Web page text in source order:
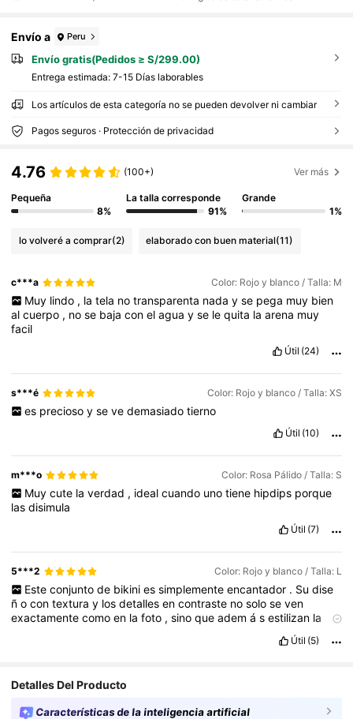
Envío a Peru
Envío gratis(Pedidos ≥ S/299.00)
Entrega estimada: 7-15 Días laborables
Los artículos de esta categoría no se pueden devolver ni cambiar
Pagos seguros · Protección de privacidad
4.76 (100+) Ver más
Pequeña
8%
La talla corresponde
91%
Grande
1%
lo volveré a comprar(2) elaborado con buen material(11)
c***a Color: Rojo y blanco / Talla: M
Muy lindo , la tela no transparenta nada y se pega muy bien
alcuerpo , nose bajaconelaguayse lequita laarena muy
facil
Útil (24)
s***é Color: Rojo y blanco / Talla: XS
es precioso y se ve demasiado tierno
Útil (10)
m***o Color: Rosa Pálido / Talla: S
Muy cute la verdad , ideal cuando uno tiene hipdips porque
lasdisimula
Útil (7)
5***2 Color: Rojo y blanco / Talla: L
Este conjunto de bikini es simplemente encantador . Su dise
ñocontexturay losdetallesencontraste nosoloseven
exactamentecomoen lafoto ,sinoqueademásestilizan la
muy
conmucha
Útil (5)
Detalles Del Producto
Características de la inteligencia artificial